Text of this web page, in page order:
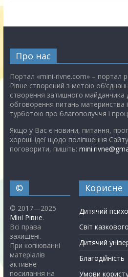
Про нас
Портал «mini-rivne.com» – портал
Рівне створений з метою
створення затишного майданчика
обговорення питань материнства
турботою про благополуччя і
Якщо у Вас є новини, питання,
хороші ідеї щодо поліпшення
поговорити, пишіть:
©
© 2017—2025
Міні Рівне.
Всі права
захищені.
При копіюванні
матеріалів
активне
посилання на
Корисне
Дитячий
Світ
Дитячий
Благодійність
Умови